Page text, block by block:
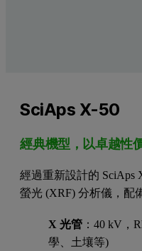
SciAps X-50
經典機型，以卓越性
經過重新設計的 SciAps
螢光 (XRF) 分析儀，配
X 光管 ：40 kV，
學、土壤等)